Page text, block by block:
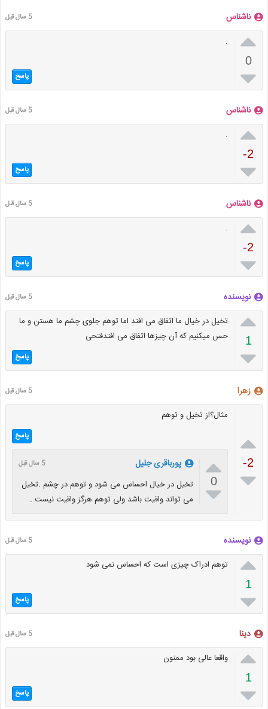
ناشناس 5 سال قبل

0

.
پاسخ
ناشناس 5 سال قبل

-2

.
پاسخ
ناشناس 5 سال قبل

-2

.
پاسخ
نویسنده 5 سال قبل

1

تخیل در خیال ما اتفاق می افتد اما توهم جلوی چشم ما هستن و ما
حس میکنیم که آن چیزها اتفاق می افتدفتحی
پاسخ
زهرا 5 سال قبل

-2

مثال؟از تخیل و توهم
پاسخ

0

پورباقری جلیل 5 سال قبل
تخیل در خیال احساس می شود و توهم در چشم .تخیل
می تواند واقیت باشد ولی توهم هرگز واقیت نیست .
نویسنده 5 سال قبل

1

توهم ادراک چیزی است که احساس نمی شود
پاسخ
دینا 5 سال قبل

1

واقعا عالی بود ممنون
پاسخ